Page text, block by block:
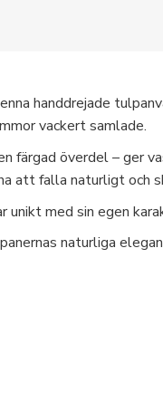
handdrejade
vackert samlade.
färgad överdel –
att falla naturligt och
unikt med sin egen
naturliga